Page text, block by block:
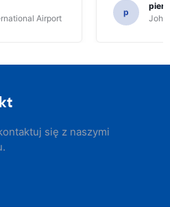
Airport
p
się z naszymi